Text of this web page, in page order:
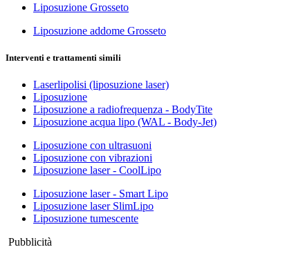
Liposuzione Grosseto
Liposuzione addome Grosseto
Interventi e trattamenti simili
Laserlipolisi (liposuzione laser)
Liposuzione
Liposuzione a radiofrequenza - BodyTite
Liposuzione acqua lipo (WAL - Body-Jet)
Liposuzione con ultrasuoni
Liposuzione con vibrazioni
Liposuzione laser - CoolLipo
Liposuzione laser - Smart Lipo
Liposuzione laser SlimLipo
Liposuzione tumescente
Pubblicità